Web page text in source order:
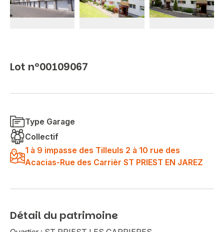
Lot n°00109067
Type Garage
Collectif
1 à 9 impasse des Tilleuls 2 à 10 rue des
Acacias-Rue des Carrièr ST PRIEST EN JAREZ
Détail du patrimoine